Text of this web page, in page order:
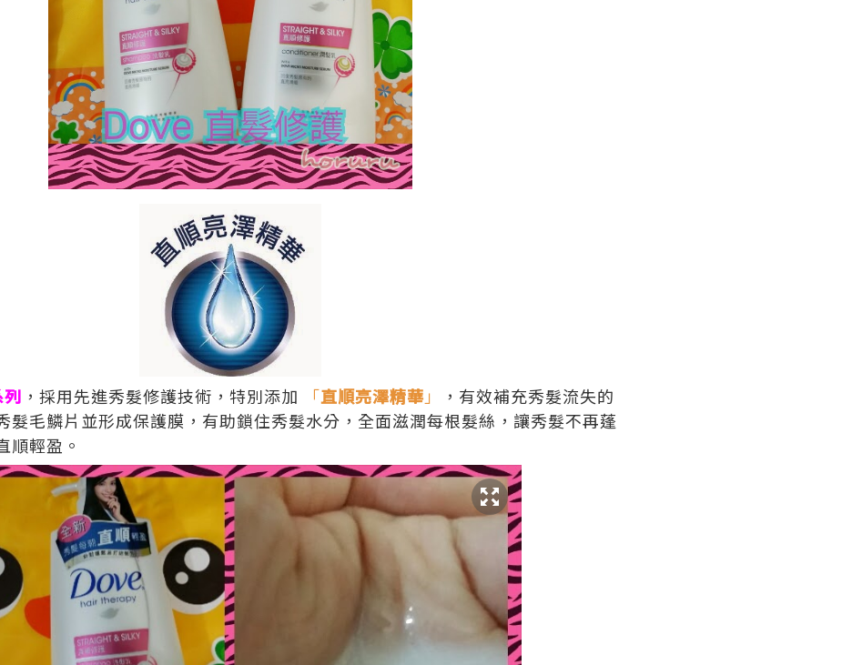
，採用先進秀髮修護技術，特別添加 「直順亮澤精華」
，有效補充秀髮流失的
髮毛鱗片並形成保護膜，有助鎖住秀髮水分，全面滋潤每根髮絲，讓秀髮不再蓬
順輕盈。